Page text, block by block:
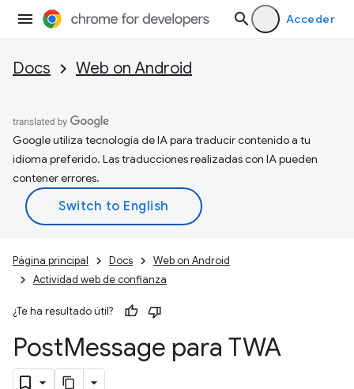
Acceder
Docs Web on Android
Google utiliza tecnología de IA para traducir contenido a tu
idioma preferido. Las traducciones realizadas con IA pueden
contener errores.
Página principal Docs
Web on Android
Actividad web de confianza
¿Te ha resultado útil?
PostMessage para TWA